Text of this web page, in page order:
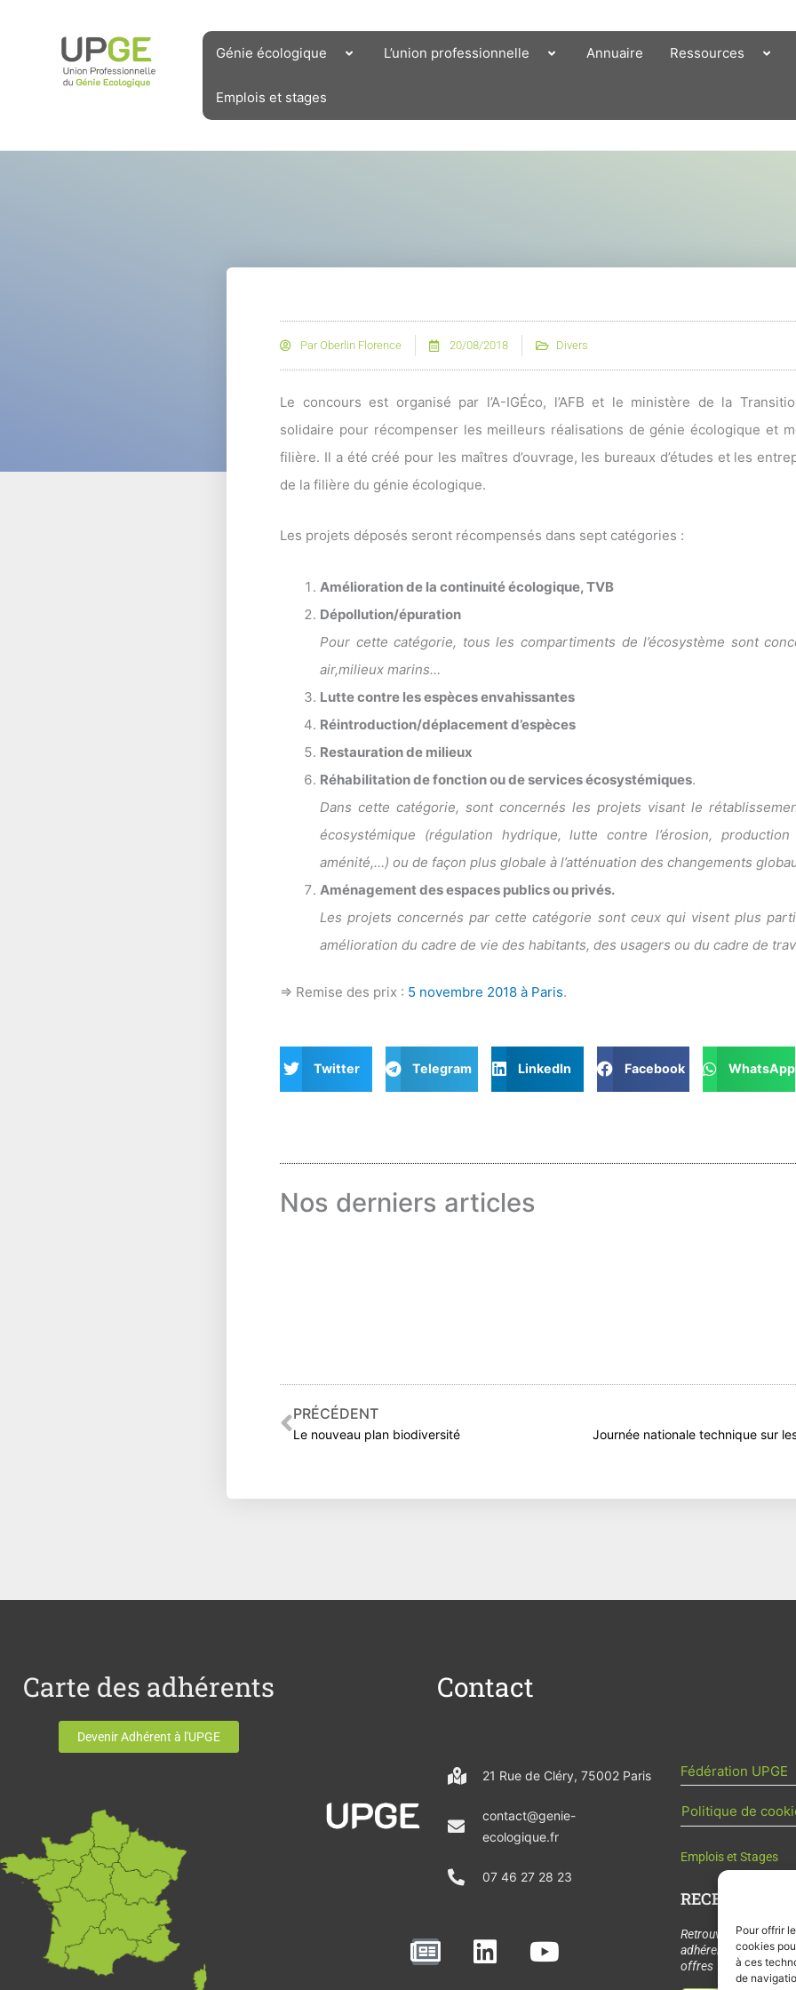
Pour offrir
cookies
à ces
de
Génie écologique L’union professionnelle Annuaire Ressources
Emplois et stages
ParOberlin Florence 20/08/2018 Divers
Le concours est organisé par l’A-IGÉco, l’AFB et le ministère de la
solidaire pour récompenser les meilleurs réalisations de génie écologique et
filière. Il a été créé pour les maîtres d’ouvrage, les bureaux d’études et les
de la filière du génie écologique.
Les projets déposés seront récompensés dans sept catégories :
Amélioration de la continuité écologique, TVB
Dépollution/épuration
Pour cette catégorie, tous les compartiments de l’écosystème sont
air,milieux marins…
Lutte contre les espèces envahissantes
Réintroduction/déplacement d’espèces
Restauration de milieux
Réhabilitation de fonction ou de services écosystémiques.
Dans cette catégorie, sont concernés les projets visant le
écosystémique (régulation hydrique, lutte contre l’érosion, production
aménité,…) ou de façon plus globale à l’atténuation des changements
Aménagement des espaces publics ou privés.
Les projets concernés par cette catégorie sont ceux qui visent plus
amélioration du cadre de vie des habitants, des usagers ou du cadre de
=> Remise des prix : 5 novembre 2018 à Paris.
Twitter Telegram LinkedIn Facebook WhatsApp
Nos derniers articles
Précédent
PRÉCÉDENT
Le nouveau plan biodiversité Journée nationale technique sur
Carte des adhérents
Devenir Adhérent à l'UPGE
Contact
21 Rue de Cléry, 75002 Paris
contact@genie-
ecologique.fr
07 46 27 28 23
N
e
L
i
Y
o
Fédération UPGE
Politique de
Emplois et Stages
RECEVOIR
Retrouvez tous
adhérents, les
offres de stages et